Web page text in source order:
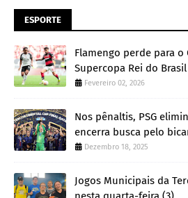
ESPORTE
Flamengo perde para
Supercopa Rei do Brasil
Fevereiro 02, 2026
Nos pênaltis, PSG
encerra busca pelo
Dezembro 18, 2025
Jogos Municipais da